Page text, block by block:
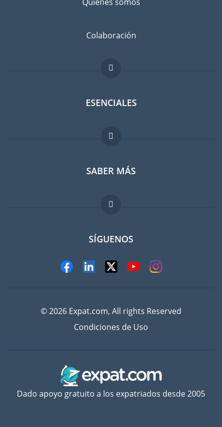
Colaboración
ESENCIALES
Foro para expatriados
Guia para expatriados
Trabajos en el extranjero
SABER MÁS
FAQ
SÍGUENOS
© 2026 Expat.com, All rights Reserved
Condiciones de Uso
Dado apoyo gratuito a los expatriados desde 2005